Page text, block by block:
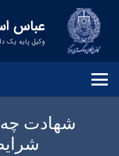
عباس
وکیل پایه یک
شهادت